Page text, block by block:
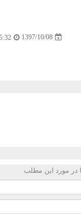
1397/10/08
در مورد این مطلب